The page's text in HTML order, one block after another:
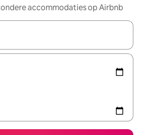
accommodaties op Airbnb
beschikbaar zijn, maak je een keuze